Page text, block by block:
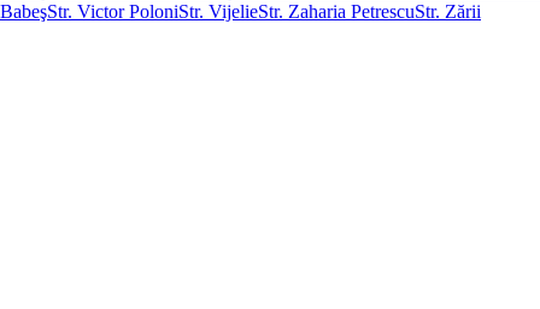
BabeşStr. Victor PoloniStr. VijelieStr. Zaharia PetrescuStr. Zării